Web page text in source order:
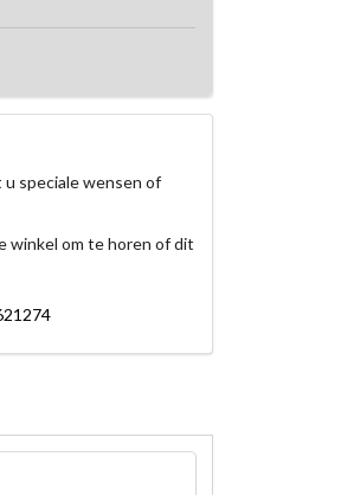
speciale wensen of
winkel om te horen of dit